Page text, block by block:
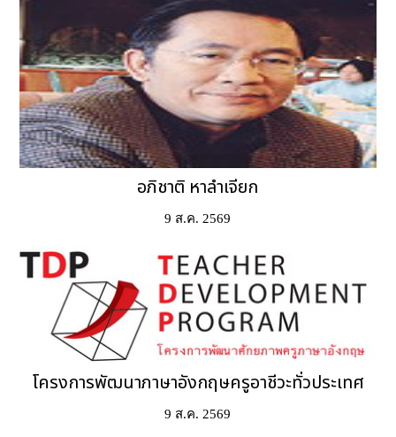
อภิชาติ หาลำเจียก
9 ส.ค. 2569
โครงการพัฒนาภาษาอังกฤษครูอาชีวะทั่วประเทศ
9 ส.ค. 2569